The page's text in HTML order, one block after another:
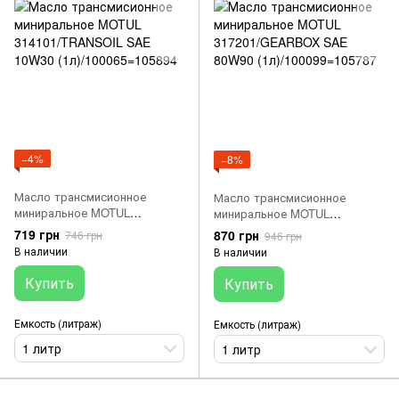
−4%
Масло трансмисионное
миниральное MOTUL
314101/TRANSOIL SAE 10W30
(1л)/100065=105894
719 грн 746 грн
В наличии
Купить
Емкость (литраж)
1 литр
−8%
Масло трансмисионное
миниральное MOTUL
317201/GEARBOX SAE 80W90
(1л)/100099=105787
870 грн 946 грн
В наличии
Купить
Емкость (литраж)
1 литр